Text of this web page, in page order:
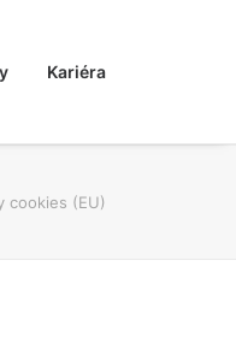
Kariéra
cookies (EU)